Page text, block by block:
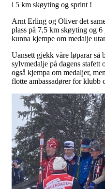
i 5 km skøyting og sprint !
Arnt Erling og Oliver det
plass på 7,5 km skøyting og
kunna kjempe om medalje
Uansett gjekk våre løparar så
sylvmedalje på dagens stafett
også kjempa om medaljer,
flotte ambassadører for klubb